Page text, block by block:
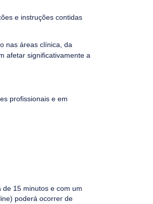
e instruções contidas
nas áreas clínica, da
afetar significativamente a
profissionais e em
de 15 minutos e com um
poderá ocorrer de